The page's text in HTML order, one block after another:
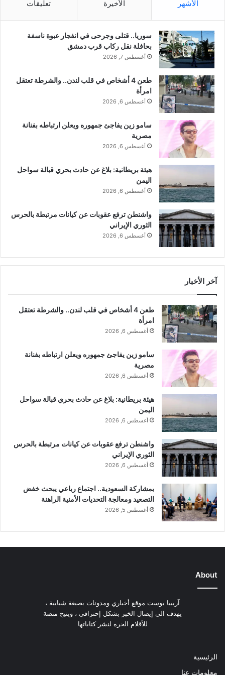
معجب بهذه:
وزارة الخارجية الأمريكية تحذر
لبنان : فككوا مصنع الصواريخ
الإيراني أو ستهاجمكم إسرائيل !
في "الشرق الأوسط"
اسرائيل تحذر لبنان من برنامج
الجيش الإسرائيلي: أمامنا أسابيع
من القتال ضد إيران وحزب الله
مارس 23, 2026
نسخ الرابط
س
ق
ه
و
ف
ه
ع
ر
م
ب
و
خ
ل
و
ر
د
ف
س
ن
ي
؟
الأشهر الأخيرة تعليقات
سوريا.. قتلى وجرحى في انفجار عبوة ناسفة
بحافلة نقل ركاب قرب دمشق
أغسطس 7, 2026
طعن 4 أشخاص في قلب لندن.. والشرطة تعتقل
امرأة
أغسطس 6, 2026
سامو زين يفاجئ جمهوره ويعلن ارتباطه بفنانة
مصرية
أغسطس 6, 2026
هيئة بريطانية: بلاغ عن حادث بحري قبالة سواحل
اليمن
أغسطس 6, 2026
واشنطن ترفع عقوبات عن كيانات مرتبطة بالحرس
الثوري الإيراني
أغسطس 6, 2026
آخر الأخبار
طعن 4 أشخاص في قلب لندن.. والشرطة تعتقل
امرأة
أغسطس 6, 2026
سامو زين يفاجئ جمهوره ويعلن ارتباطه بفنانة
مصرية
أغسطس 6, 2026
هيئة بريطانية: بلاغ عن حادث بحري قبالة سواحل
اليمن
أغسطس 6, 2026
واشنطن ترفع عقوبات عن كيانات مرتبطة بالحرس
الثوري الإيراني
أغسطس 6, 2026
بمشاركة السعودية.. اجتماع رباعي يبحث خفض
التصعيد ومعالجة التحديات الأمنية الراهنة
أغسطس 5, 2026
About
آريبيا بوست موقع أخباري ومدونات بصيغة شبابية ،
يهدف الى إيصال الخبر بشكل إحترافي ، ويتيح منصة
للأقلام الحرة لنشر كتاباتها
الرئيسية
معلومات عنا